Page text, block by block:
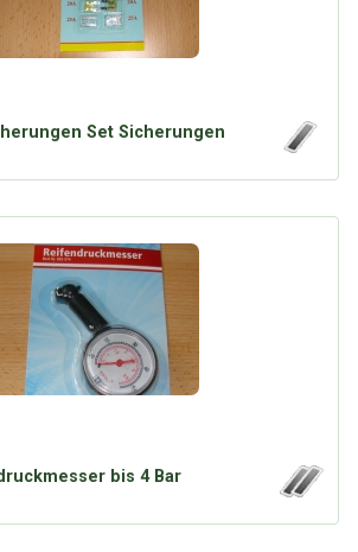
Set Sicherungen
bis 4 Bar